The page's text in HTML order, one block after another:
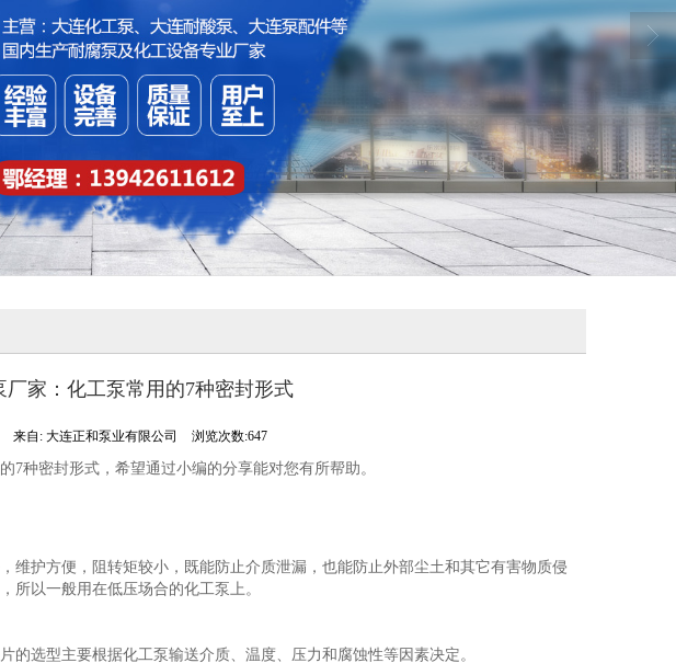
厂家：化工泵常用的7种密封形式
来自: 大连正和泵业有限公司 浏览次数:647
7种密封形式，希望通过小编的分享能对您有所帮助。
维护方便，阻转矩较小，既能防止介质泄漏，也能防止外部尘土和其它有害物质侵
所以一般用在低压场合的化工泵上。
的选型主要根据化工泵输送介质、温度、压力和腐蚀性等因素决定。